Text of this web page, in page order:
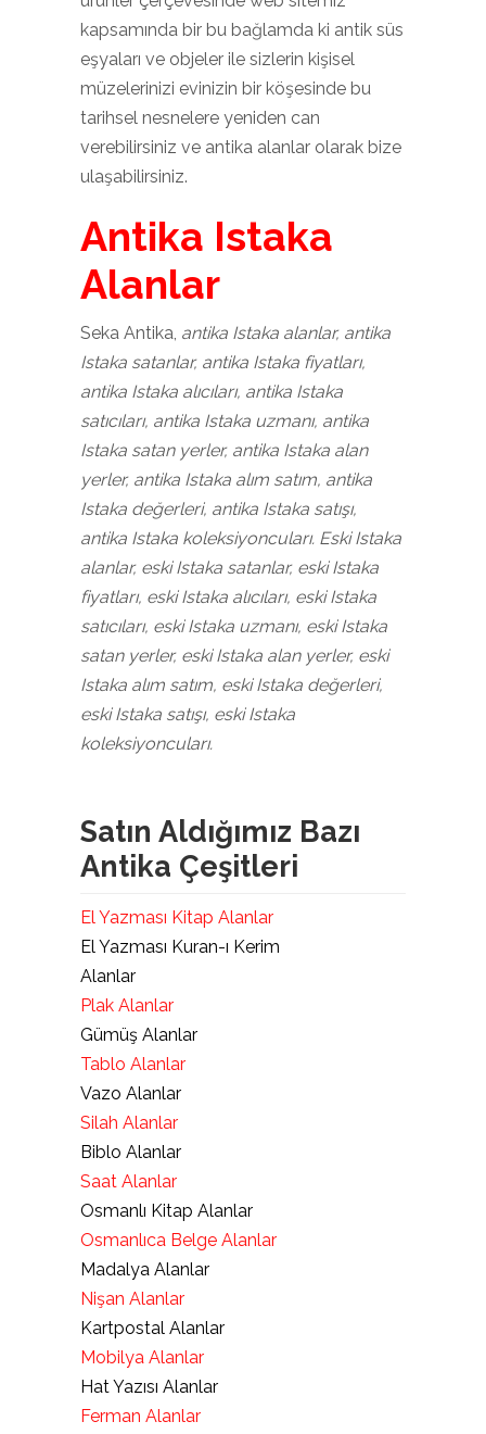
kapsamında bir bu bağlamda ki antik süs
eşyaları ve objeler ile sizlerin kişisel
müzelerinizi evinizin bir köşesinde bu
tarihsel nesnelere yeniden can
verebilirsiniz ve antika alanlar olarak bize
ulaşabilirsiniz.
Antika Istaka
Alanlar
Seka Antika, antika Istaka alanlar, antika
Istaka satanlar, antika Istaka fiyatları,
antika Istaka alıcıları, antika Istaka
satıcıları, antika Istaka uzmanı, antika
Istaka satan yerler, antika Istaka alan
yerler, antika Istaka alım satım, antika
Istaka değerleri, antika Istaka satışı,
antika Istaka koleksiyoncuları. Eski Istaka
alanlar, eski Istaka satanlar, eski Istaka
fiyatları, eski Istaka alıcıları, eski Istaka
satıcıları, eski Istaka uzmanı, eski Istaka
satan yerler, eski Istaka alan yerler, eski
Istaka alım satım, eski Istaka değerleri,
eski Istaka satışı, eski Istaka
koleksiyoncuları.
Satın Aldığımız Bazı
Antika Çeşitleri
El Yazması Kitap Alanlar
El Yazması Kuran-ı Kerim
Alanlar
Plak Alanlar
Gümüş Alanlar
Tablo Alanlar
Vazo Alanlar
Silah Alanlar
Biblo Alanlar
Saat Alanlar
Osmanlı Kitap Alanlar
Osmanlıca Belge Alanlar
Madalya Alanlar
Nişan Alanlar
Kartpostal Alanlar
Mobilya Alanlar
Hat Yazısı Alanlar
Ferman Alanlar